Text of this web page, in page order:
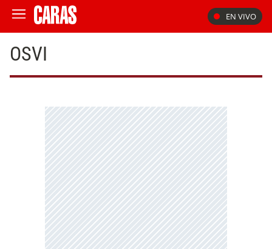
EN VIVO
OSVI